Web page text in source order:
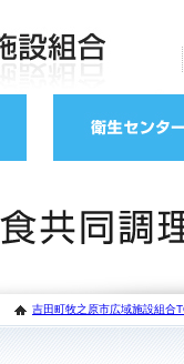
吉田町牧之原市広域施設組合